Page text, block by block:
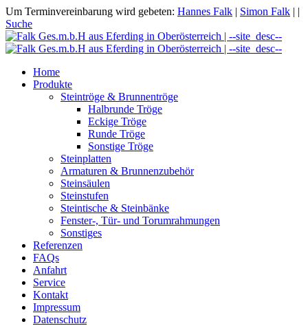
Um Terminvereinbarung wird gebeten: Hannes Falk | Simon Falk | |
Suche
Home
Produkte
Steintröge & Brunnentröge
Halbrunde Tröge
Eckige Tröge
Runde Tröge
Sonstige Tröge
Steinplatten
Armaturen & Brunnenzubehör
Steinsäulen
Steinstufen
Steintische & Steinbänke
Fenster-, Tür- und Torumrahmungen
Sonstiges
Referenzen
FAQs
Anfahrt
Service
Kontakt
Impressum
Datenschutz